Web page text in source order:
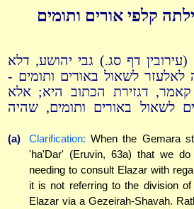
קלפי אורים ותומים
דף סג.) גבי יהושע, דלא
לאלעזר לשאול באורים ותומים -
דגזירת הכתוב היא; אלא
לשאול באורים ותומים, שהיה
(a) Clarification: When the Gemara
'ha'Dar' (Eruvin, 63a) that we
needing to consult Elazar with
it is not referring to the division
Elazar via a Gezeirah-Shavah.